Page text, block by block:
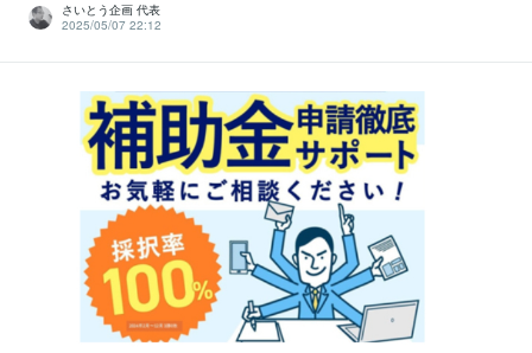
さいとう企画 代表
2025/05/07 22:12